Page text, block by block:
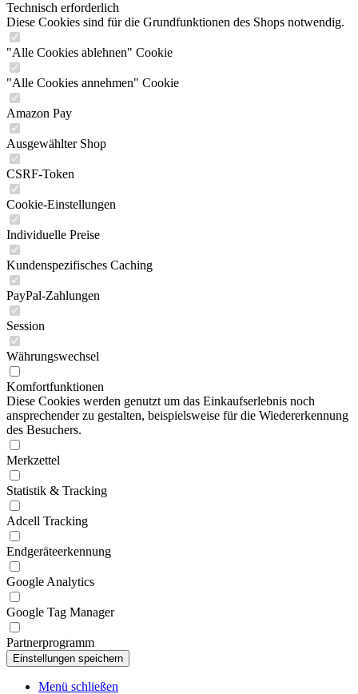
Technisch erforderlich
Diese Cookies sind für die Grundfunktionen des Shops notwendig.
"Alle Cookies ablehnen" Cookie
"Alle Cookies annehmen" Cookie
Amazon Pay
Ausgewählter Shop
CSRF-Token
Cookie-Einstellungen
Individuelle Preise
Kundenspezifisches Caching
PayPal-Zahlungen
Session
Währungswechsel
Komfortfunktionen
Diese Cookies werden genutzt um das Einkaufserlebnis noch
ansprechender zu gestalten, beispielsweise für die Wiedererkennung
des Besuchers.
Merkzettel
Statistik & Tracking
Adcell Tracking
Endgeräteerkennung
Google Analytics
Google Tag Manager
Partnerprogramm
Menü schließen